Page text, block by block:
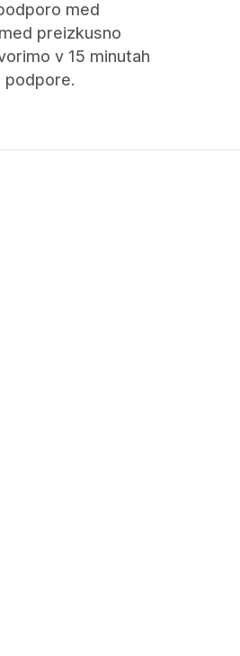
med
preizkusno
v 15 minutah
podpore.